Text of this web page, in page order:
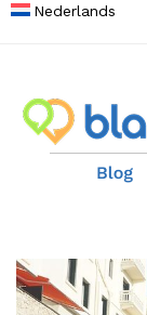
Nederlands
B
r